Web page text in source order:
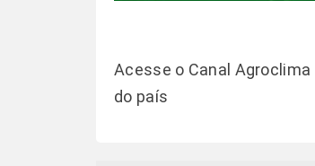
Acesse o Canal Agroclima
do país